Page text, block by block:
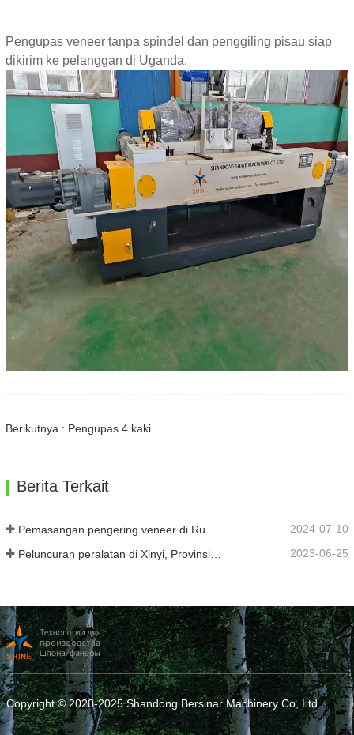
Pengupas veneer tanpa spindel dan penggiling pisau siap
dikirim ke pelanggan di Uganda.
Berikutnya : Pengupas 4 kaki
Berita Terkait
2024-07-10
Peluncuran peralatan di Xinyi, Provinsi Guizhou, Tiongkok 2023-06-25
Copyright © 2020-2025 Shandong Bersinar Machinery Co, Ltd